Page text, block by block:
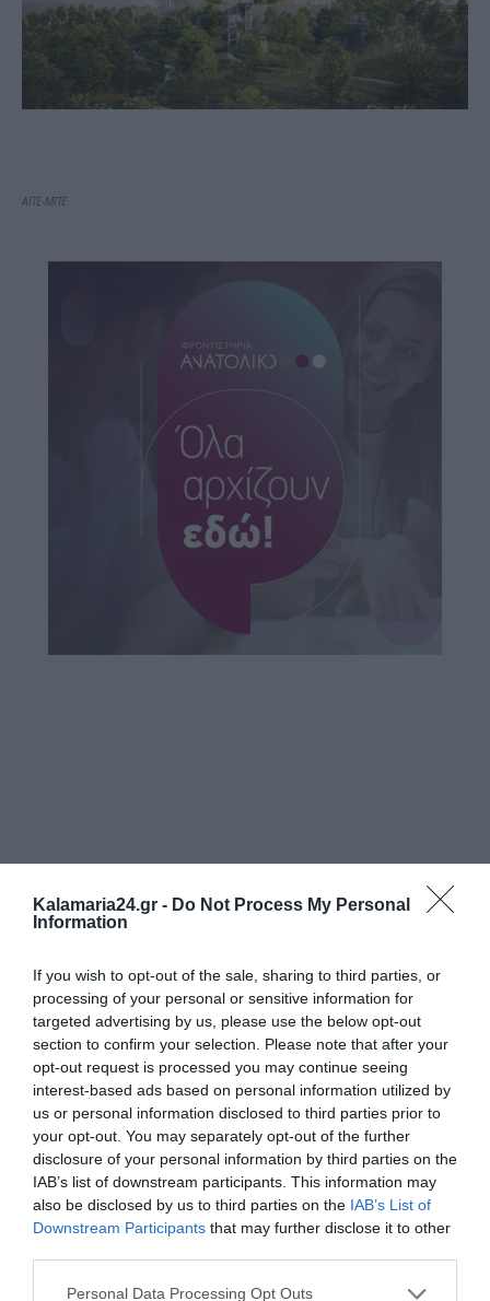
Kalamaria24.gr - Do Not Process My Personal
Information
If you wish to opt-out of the sale, sharing to third parties, or
processing of your personal or sensitive information for
targeted advertising by us, please use the below opt-out
section to confirm your selection. Please note that after your
opt-out request is processed you may continue seeing
interest-based ads based on personal information utilized by
us or personal information disclosed to third parties prior to
your opt-out. You may separately opt-out of the further
disclosure of your personal information by third parties on the
IAB’s list of downstream participants. This information may
also be disclosed by us to third parties on the IAB’s List of
Downstream Participants that may further disclose it to other
Personal Data Processing Opt Outs
ΑΠΕ-ΜΠΕ